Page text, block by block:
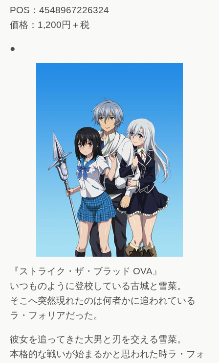
POS：4548967226324
価格：1,200円＋税
●
『ストライク・ザ・ブラッド OVA』
いつものように登校している古城と雪菜。
そこへ突然現れたのは何者かに追われている
ラ・フォリアだった。
彼女を追ってきた大男と刃を交える雪菜。
本格的な戦いが始まるかと思われた時ラ・フォ